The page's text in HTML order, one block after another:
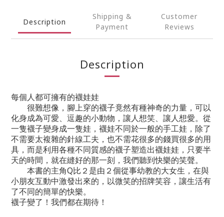
Description
Shipping &
Payment
Customer
Reviews
Description
每個人都可擁有的襪娃娃
很難想像，腳上穿的襪子竟然有種神奇的力量，可以
化身成為可愛、逗趣的小動物，讓人想笑、讓人想愛。從
一隻襪子變身成一隻娃，襪娃不同於一般的手工娃，除了
不需要太複雜的針線工夫，也不需花很多的錢買很多的用
具，而是利用各種不同質感的襪子塑造出襪娃娃，只要半
天的時間，就在縫好的那一刻，我們聽到快樂的笑聲。
本書的主角Q比２是由２個從事幼教的大女生，在與
小朋友互動中激發出來的，以微笑的招牌笑容，讓生活有
了不同的簡單的快樂。
襪子變了！我們都在期待！